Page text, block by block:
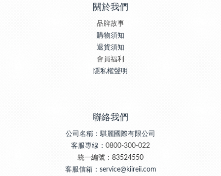
關於我們
品牌故事
購物須知
退貨須知
會員福利
隱私權聲明
聯絡我們
公司名稱：騏麗國際有限公司
客服專線： 0800-300-022
統一編號：83524550
客服信箱：service@kiireii.com